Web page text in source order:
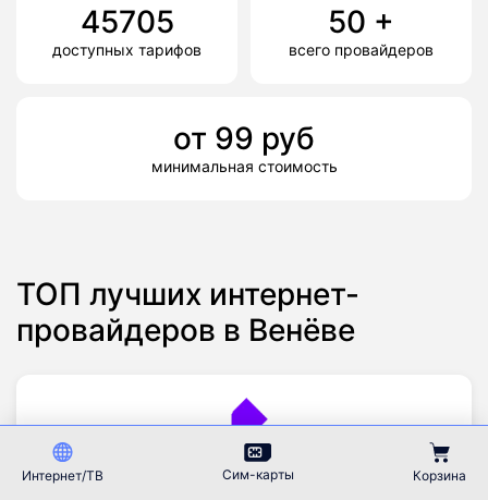
45705
доступных тарифов
50 +
всего провайдеров
от 99 руб
минимальная стоимость
ТОП лучших интернет-
провайдеров в Венёве
Ростелеком 4.6
Интернет/ТВ Сим-карты Корзина